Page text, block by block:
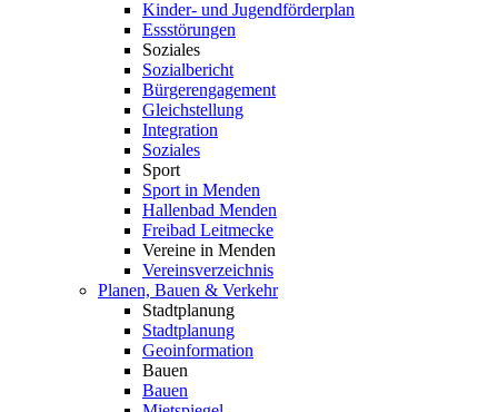
Kinder- und Jugendförderplan
Essstörungen
Soziales
Sozialbericht
Bürgerengagement
Gleichstellung
Integration
Soziales
Sport
Sport in Menden
Hallenbad Menden
Freibad Leitmecke
Vereine in Menden
Vereinsverzeichnis
Planen, Bauen & Verkehr
Stadtplanung
Stadtplanung
Geoinformation
Bauen
Bauen